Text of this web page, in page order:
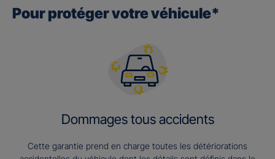
Pour protéger votre véhicule*
Dommages tous accidents
Cette garantie prend en charge toutes les détériorations